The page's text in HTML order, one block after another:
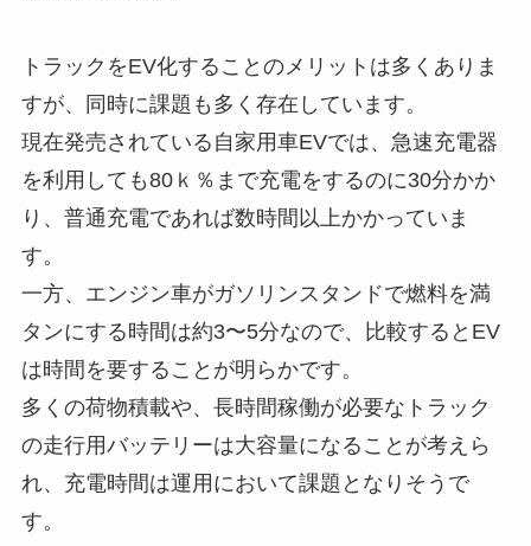
トラックをEV化することのメリットは多くありま
すが、同時に課題も多く存在しています。
現在発売されている自家用車EVでは、急速充電器
を利用しても80ｋ％まで充電をするのに30分かか
り、普通充電であれば数時間以上かかっていま
す。
一方、エンジン車がガソリンスタンドで燃料を満
タンにする時間は約3〜5分なので、比較するとEV
は時間を要することが明らかです。
多くの荷物積載や、長時間稼働が必要なトラック
の走行用バッテリーは大容量になることが考えら
れ、充電時間は運用において課題となりそうで
す。